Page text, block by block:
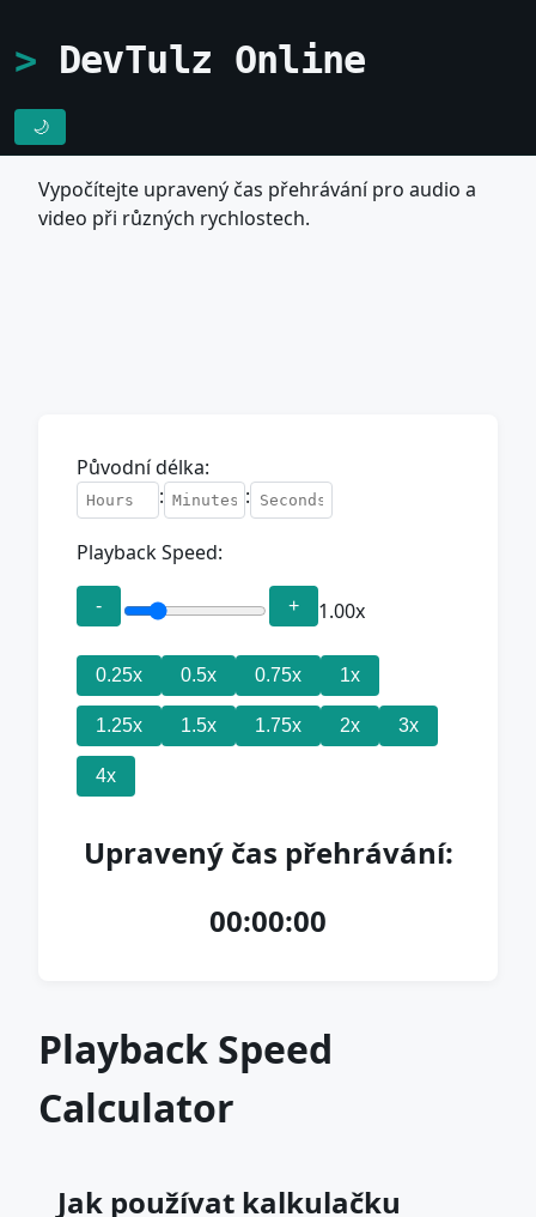
DevTulz Online
🌙
Vypočítejte upravený čas přehrávání pro audio a
video při různých rychlostech.
Původní délka:
:
:
Playback Speed:
- + 1.00x
0.25x 0.5x 0.75x 1x
1.25x 1.5x 1.75x 2x 3x
4x
Upravený čas přehrávání:
00:00:00
Playback Speed
Calculator
Jak používat kalkulačku